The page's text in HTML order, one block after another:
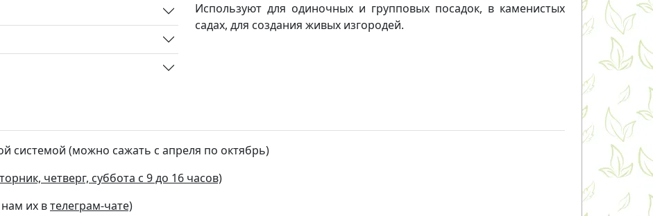
Используют для одиночных и групповых посадок, в каменистых
садах, для создания живых изгородей.
системой (можно сажать с апреля по октябрь)
четверг, суббота с 9 до 16 часов)
их втелеграм-чате)